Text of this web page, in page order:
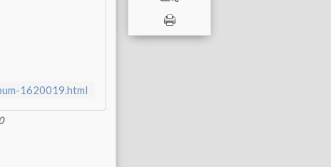
1620019.html